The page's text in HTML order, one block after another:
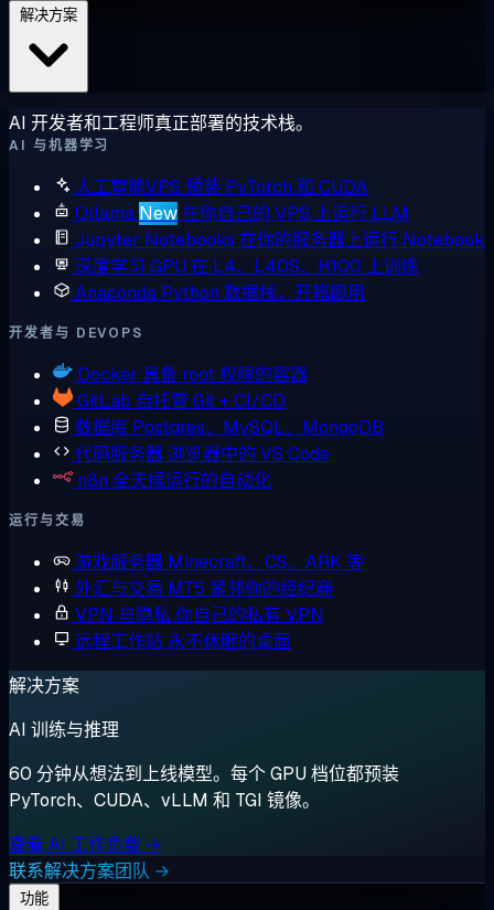
AI 开发者和工程师真正部署的技术栈。
AI 与机器学习
人工智能VPS 预装 PyTorch 和 CUDA
Ollama New在你自己的 VPS 上运行 LLM
Jupyter Notebooks 在你的服务器上运行 Notebook
深度学习 GPU 在 L4、L40S、H100 上训练
Anaconda Python 数据栈，开箱即用
开发者与 DEVOPS
Docker 具备 root 权限的容器
GitLab 自托管 Git + CI/CD
数据库 Postgres、MySQL、MongoDB
代码服务器 浏览器中的 VS Code
n8n 全天候运行的自动化
运行与交易
游戏服务器 Minecraft、CS、ARK 等
外汇与交易 MT5 紧邻你的经纪商
VPN 与隐私 你自己的私有 VPN
远程工作站 永不休眠的桌面
解决方案
AI 训练与推理
60 分钟从想法到上线模型。每个 GPU 档位都预装
PyTorch、CUDA、vLLM 和 TGI 镜像。
查看 AI 工作负载 →
联系解决方案团队 →